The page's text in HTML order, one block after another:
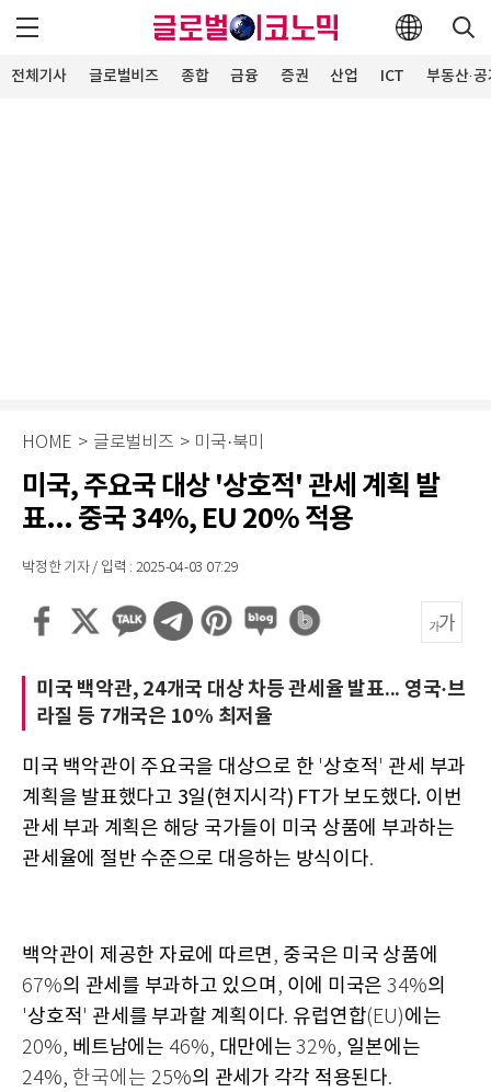
전체기사 글로벌비즈 종합 금융 증권 산업 ICT 부동산·
HOME > 글로벌비즈 > 미국·북미
미국, 주요국 대상 '상호적' 관세 계획 발
표... 중국 34%, EU 20% 적용
박정한 기자 / 입력 : 2025-04-03 07:29
미국 백악관, 24개국 대상 차등 관세율 발표... 영국·브
라질 등 7개국은 10% 최저율
미국 백악관이 주요국을 대상으로 한 '상호적' 관세 부과
계획을 발표했다고 3일(현지시각) FT가 보도했다. 이번
관세 부과 계획은 해당 국가들이 미국 상품에 부과하는
관세율에 절반 수준으로 대응하는 방식이다.
백악관이 제공한 자료에 따르면, 중국은 미국 상품에
67%의 관세를 부과하고 있으며 , 이에 미국은 34%의
'상호적' 관세를 부과할 계획이다. 유럽연합(EU)에는
20%, 베트남에는 46%, 대만에는32%, 일본에는
24%, 한국에는 25%의 관세가 각각 적용된다.